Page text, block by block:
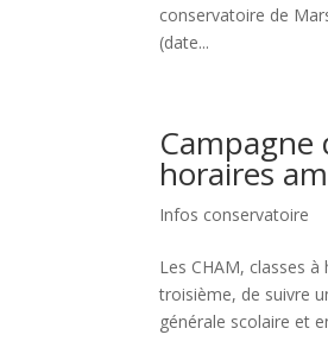
conservatoire de
(date...
Campagne
horaires
Infos conservatoire
Les CHAM, classes
troisième, de suivre
générale scolaire et